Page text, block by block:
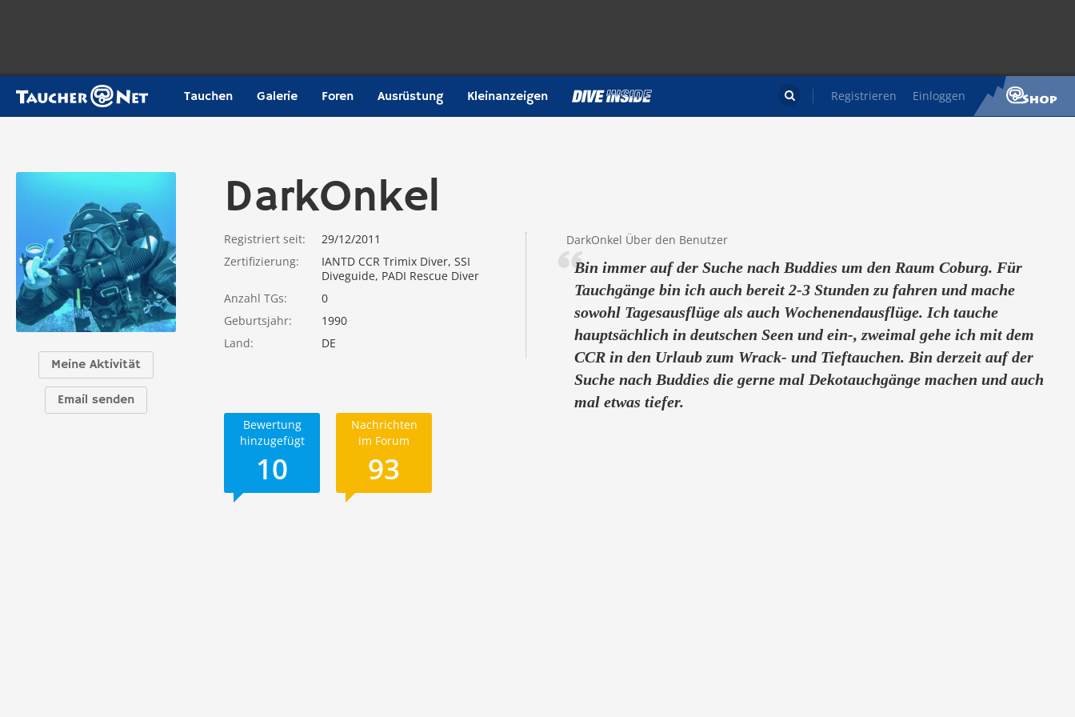
Tauchen Galerie Foren Ausrüstung Kleinanzeigen Registrieren Einloggen

Meine Aktivität
Email senden
DarkOnkel
DarkOnkel Über den Benutzer
Bin immer auf der Suche nach Buddies um den Raum Coburg. Für
Tauchgänge bin ich auch bereit 2-3 Stunden zu fahren und mache
sowohl Tagesausflüge als auch Wochenendausflüge. Ich tauche
hauptsächlich in deutschen Seen und ein-, zweimal gehe ich mit dem
CCR in den Urlaub zum Wrack- und Tieftauchen. Bin derzeit auf der
Suche nach Buddies die gerne mal Dekotauchgänge machen und auch
mal etwas tiefer.
Registriert seit
29/12/2011
Zertifizierung
IANTD CCR Trimix Diver, SSI
Diveguide, PADI Rescue Diver
Anzahl TGs
0
Geburtsjahr
1990
Land
DE
Bewertung
hinzugefügt
10
Nachrichten
im Forum
93